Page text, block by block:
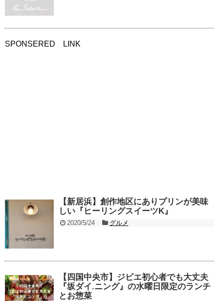
SPONSERED LINK
【新居浜】創作地区にありプリンが美味
しい『ヒーリングスイーツK』
2020/5/24 グルメ
【四国中央市】ジビエ初心者でも大丈夫
『坂ダイ.ニング』の水曜日限定のランチ
とお惣菜